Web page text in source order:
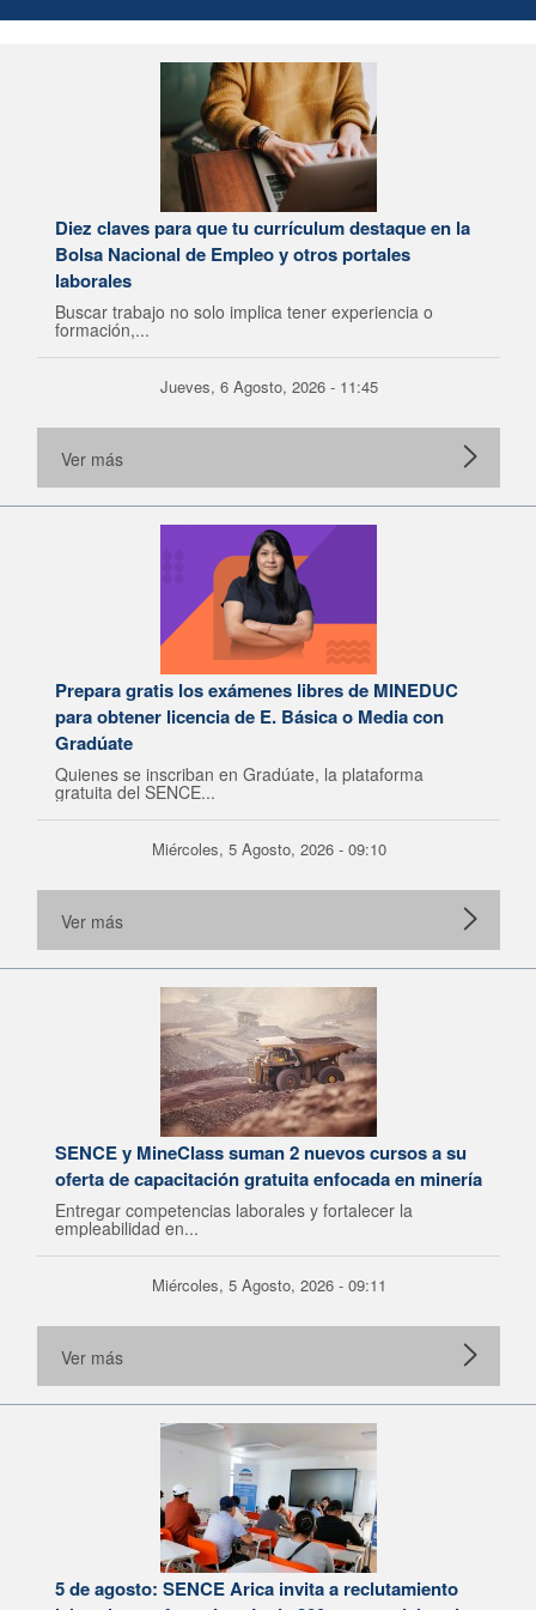
Diez claves para que tu currículum destaque en la
Bolsa Nacional de Empleo y otros portales
laborales
Buscar trabajo no solo implica tener experiencia o
formación,...
Jueves, 6 Agosto, 2026 - 11:45
Ver más
Prepara gratis los exámenes libres de MINEDUC
para obtener licencia de E. Básica o Media con
Gradúate
Quienes se inscriban en Gradúate, la plataforma
gratuita del SENCE...
Miércoles, 5 Agosto, 2026 - 09:10
Ver más
SENCE y MineClass suman 2 nuevos cursos a su
oferta de capacitación gratuita enfocada en minería
Entregar competencias laborales y fortalecer la
empleabilidad en...
Miércoles, 5 Agosto, 2026 - 09:11
Ver más
5 de agosto: SENCE Arica invita a reclutamiento